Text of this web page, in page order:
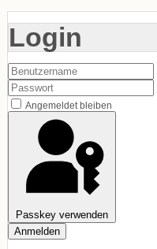
Login
Angemeldet bleiben
Passkey verwenden
Anmelden